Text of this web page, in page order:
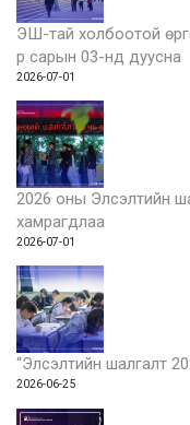
ЭШ-тай холбоотой
р сарын 03-нд дуусна
2026-07-01
2026 оны Элсэлтийн
хамрагдлаа
2026-07-01
“Элсэлтийн шалгалт
2026-06-25